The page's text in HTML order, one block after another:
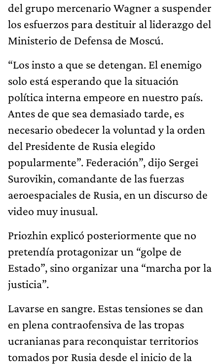
del grupo mercenario Wagner a suspender
los esfuerzos para destituir al liderazgo del
Ministerio de Defensa de Moscú.
“Los insto a que se detengan. El enemigo
solo está esperando que la situación
política interna empeore en nuestro país.
Antes de que sea demasiado tarde, es
necesario obedecer la voluntad y la orden
del Presidente de Rusia elegido
popularmente”. Federación”, dijo Sergei
Surovikin, comandante de las fuerzas
aeroespaciales de Rusia, en un discurso de
video muy inusual.
Priozhin explicó posteriormente que no
pretendía protagonizar un “golpe de
Estado”, sino organizar una “marcha por la
justicia”.
Lavarse en sangre. Estas tensiones se dan
en plena contraofensiva de las tropas
ucranianas para reconquistar territorios
tomados por Rusia desde el inicio de la